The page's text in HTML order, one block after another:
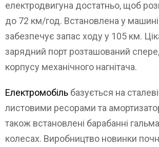
електродвигуна достатньо, щоб
до 72 км/год. Встановлена у машині
забезпечує запас ходу у 105 км.
зарядний порт розташований
корпусу механічного нагнітача.
Електромобіль базується на
листовими ресорами та
також встановлені барабанні
колесах. Виробництво новинки